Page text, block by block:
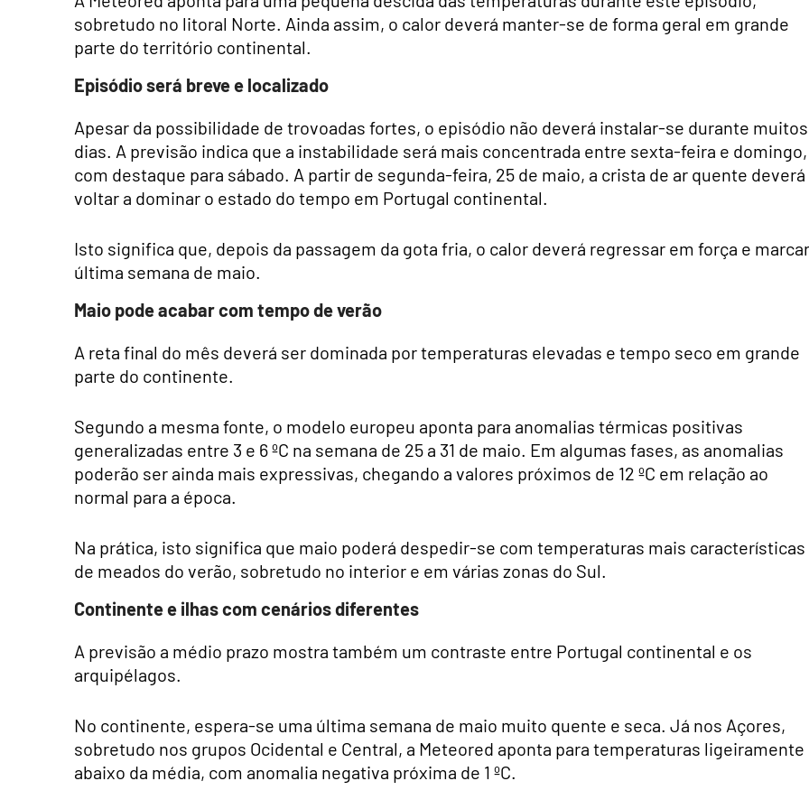
sobretudo no litoral Norte. Ainda assim, o calor deverá manter-se de forma geral em grande
parte do território continental.
Episódio será breve e localizado
Apesar da possibilidade de trovoadas fortes, o episódio não deverá instalar-se durante muitos
dias. A previsão indica que a instabilidade será mais concentrada entre sexta-feira e domingo,
com destaque para sábado. A partir de segunda-feira, 25 de maio, a crista de ar quente deverá
voltar a dominar o estado do tempo em Portugal continental.
Isto significa que, depois da passagem da gota fria, o calor deverá regressar em força e
última semana de maio.
Maio pode acabar com tempo de verão
A reta final do mês deverá ser dominada por temperaturas elevadas e tempo seco em grande
parte do continente.
Segundo a mesma fonte, o modelo europeu aponta para anomalias térmicas positivas
generalizadas entre 3 e 6 ºC na semana de 25 a 31 de maio. Em algumas fases, as anomalias
poderão ser ainda mais expressivas, chegando a valores próximos de 12 ºC em relação ao
normal para a época.
Na prática, isto significa que maio poderá despedir-se com temperaturas mais características
de meados do verão, sobretudo no interior e em várias zonas do Sul.
Continente e ilhas com cenários diferentes
A previsão a médio prazo mostra também um contraste entre Portugal continental e os
arquipélagos.
No continente, espera-se uma última semana de maio muito quente e seca. Já nos Açores,
sobretudo nos grupos Ocidental e Central, a Meteored aponta para temperaturas ligeiramente
abaixo da média, com anomalia negativa próxima de 1 ºC.